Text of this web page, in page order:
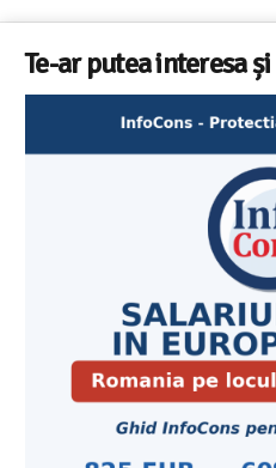
Te-ar putea interesa și